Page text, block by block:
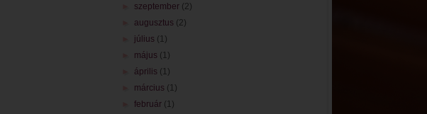
szeptember (2)
augusztus (2)
július (1)
május (1)
április (1)
március (1)
►február (1)